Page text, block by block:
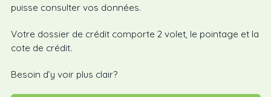
puisse consulter vos données.
Votre dossier de crédit comporte 2 volet, le pointage et la
cote de crédit.
Besoin d’y voir plus clair?